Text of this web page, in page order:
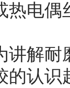
热电偶
讲解耐
的认